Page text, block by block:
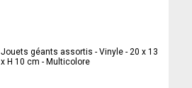
Jouets géants assortis - Vinyle - 20 x 13
x H 10 cm - Multicolore